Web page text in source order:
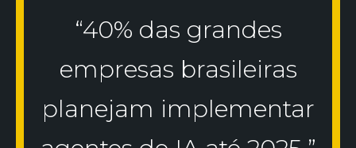
“40% das grandes
empresas brasileiras
planejam implementar